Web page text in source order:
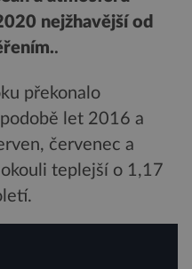
nejžhavější od
.
překonalo
let 2016 a
červenec a
teplejší o 1,17